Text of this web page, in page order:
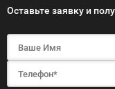
Оставьте заявку и